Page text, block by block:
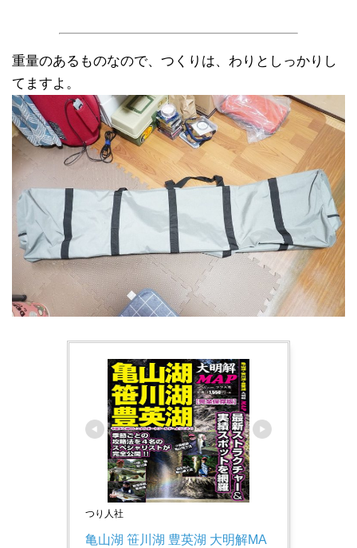
重量のあるものなので、つくりは、わりとしっかりし
てますよ。
つり人社
亀山湖 笹川湖 豊英湖 大明解MA